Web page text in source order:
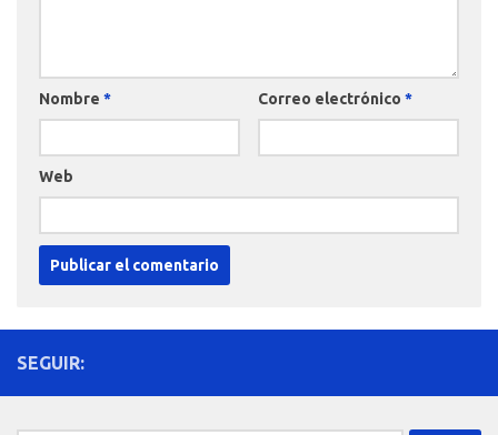
Nombre * Correo electrónico *
Web
SEGUIR: